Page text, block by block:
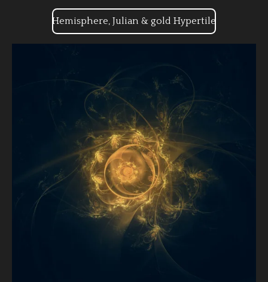
Hemisphere, Julian & gold Hypertile